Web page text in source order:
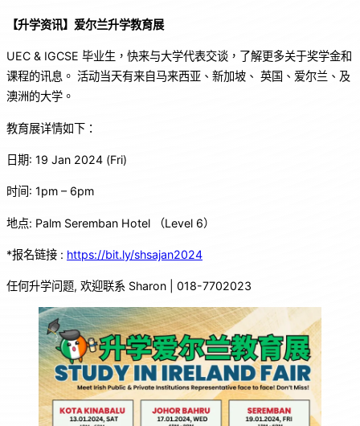
a
c
e
b
o
k
h
at
s
A
p
e
C
h
at
【升学资讯】爱尔兰升学教育展
UEC & IGCSE 毕业生，快来与大学代表交谈，了解更多关于奖学金和
课程的讯息。 活动当天有来自马来西亚、新加坡、 英国、爱尔兰、及
澳洲的大学。
教育展详情如下：
日期: 19 Jan 2024 (Fri)
时间: 1pm – 6pm
地点: Palm Seremban Hotel （Level 6）
*报名链接 : https://bit.ly/shsajan2024
任何升学问题, 欢迎联系 Sharon | 018-7702023